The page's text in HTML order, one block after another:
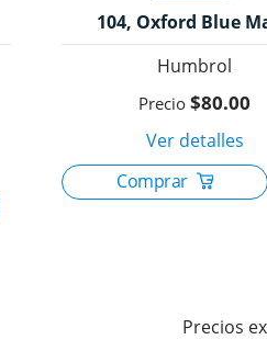
104, Oxford Blue
Humbrol.
Humbrol
$80.00
Precios